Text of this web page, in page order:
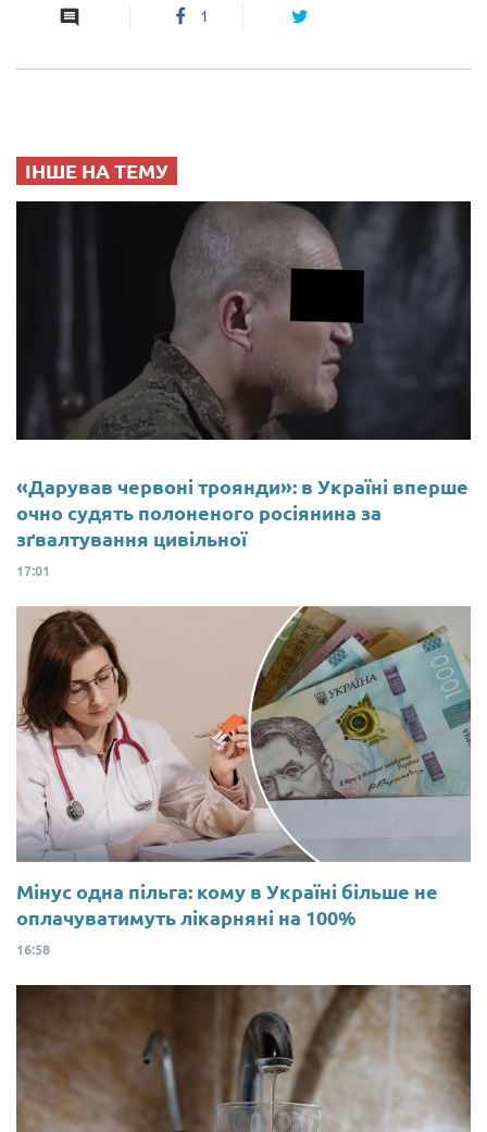
1
ІНШЕ НА ТЕМУ
«Дарував червоні троянди»: в Україні вперше
очно судять полоненого росіянина за
зґвалтування цивільної
17:01
Мінус одна пільга: кому в Україні більше не
оплачуватимуть лікарняні на 100%
16:58